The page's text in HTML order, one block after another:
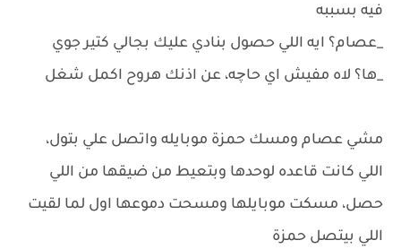
فيه بسببه
_عصام؟ ايه اللي حصول بنادي عليك بجالي كتير جوي
_ها؟ لاه مفيش اي حاچه، عن اذنك هروح اكمل شغل
مشي عصام ومسك حمزة موبايله واتصل علي بتول،
اللي كانت قاعده لوحدها وبتعيط من ضيقها من اللي
حصل، مسكت موبايلها ومسحت دموعها اول لما لقيت
اللي بيتصل حمزة